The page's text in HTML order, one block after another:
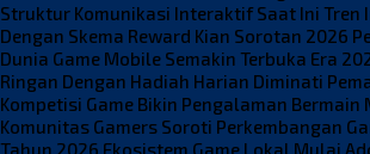
Struktur Komunikasi Interaktif Saat Ini Tren
Dengan Skema Reward Kian Sorotan 2026
Dunia Game Mobile Semakin Terbuka Era
Ringan Dengan Hadiah Harian Diminati
Kompetisi Game Bikin Pengalaman Bermain
Komunitas Gamers Soroti Perkembangan
Tahun 2026 Ekosistem Game Lokal Mulai